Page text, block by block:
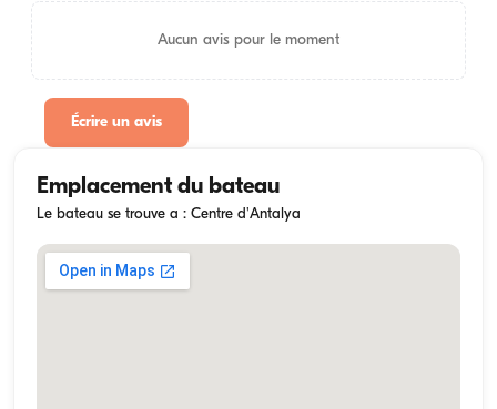
Aucun avis pour le moment
Écrire un avis
Emplacement du bateau
Le bateau se trouve a : Centre d'Antalya